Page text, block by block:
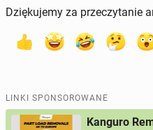
Dziękujemy za przeczytanie
LINKI SPONSOROWANE
Kanguro